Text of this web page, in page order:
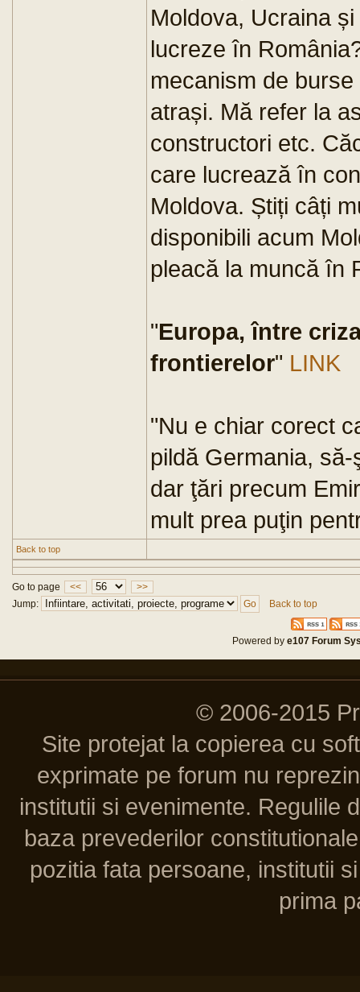
Moldova, Ucraina
lucreze în
mecanism de
atrași. Mă refer la
constructori etc.
care lucrează în
Moldova. Știți câți
disponibili acum
pleacă la muncă în
"Europa, între
frontierelor" LINK
"Nu e chiar corect
pildă Germania,
dar ţări precum
mult prea puţin
Back to top
Go to page <<
>>
Jump:
Back to top
Powered bye107 Forum
© 2006-2015
Site protejat la copierea cu
exprimate pe forum nu
institutii si evenimente. Regulile
baza prevederilor
pozitia fata persoane, institutii
prima